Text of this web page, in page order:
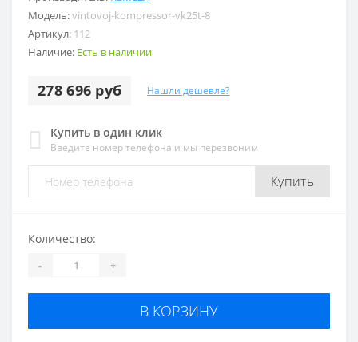
Модель:vintovoj-kompressor-vk25t-8
Артикул: 112
Наличие: Есть в наличии
278 696 руб Нашли дешевле?
Купить в один клик
Введите номер телефона и мы перезвоним
Купить
Количество:
- +
В КОРЗИНУ